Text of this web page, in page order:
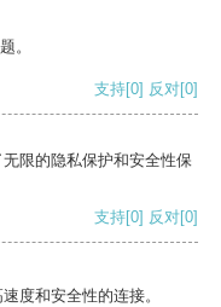
。
支持[0] 反对[0]
限的隐私保护和安全性保
支持[0] 反对[0]
度和安全性的连接。